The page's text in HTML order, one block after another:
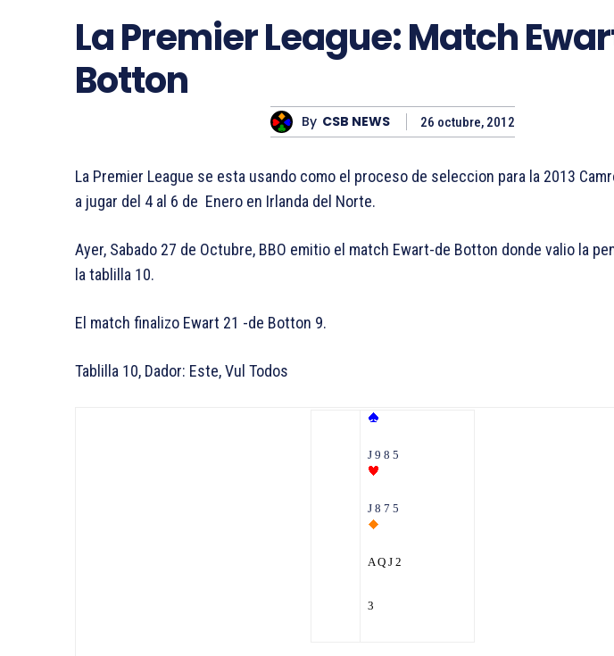
La Premier League: Match
Botton
By CSB NEWS 26 octubre, 2012
La Premier League se esta usando como el proceso de seleccion para la 2013
a jugar del 4 al 6 de Enero en Irlanda del Norte.
Ayer, Sabado 27 de Octubre, BBO emitio el match Ewart-de Botton donde valio la
la tablilla 10.
El match finalizo Ewart 21 -de Botton 9.
Tablilla 10, Dador: Este, Vul Todos
J 9 8 5
J 8 7 5
A Q J 2
3